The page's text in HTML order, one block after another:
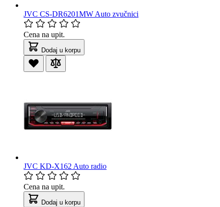
JVC CS-DR6201MW Auto zvučnici
Cena na upit.
Dodaj u korpu
JVC KD-X162 Auto radio
Cena na upit.
Dodaj u korpu